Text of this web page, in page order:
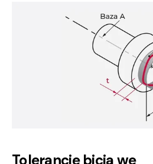
Tolerancje bicia we